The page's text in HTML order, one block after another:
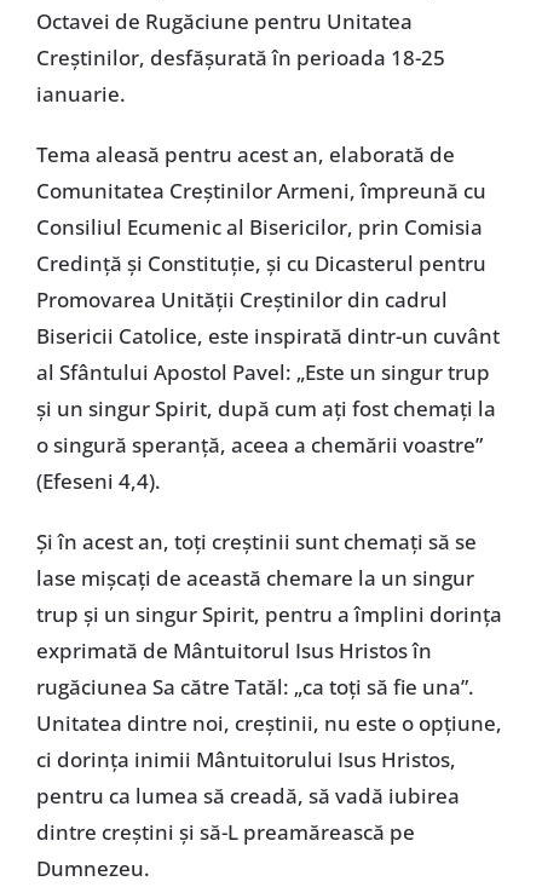
Octavei de Rugăciune pentru Unitatea
Creștinilor, desfășurată în perioada 18-25
ianuarie.
Tema aleasă pentru acest an, elaborată de
Comunitatea Creștinilor Armeni, împreună cu
Consiliul Ecumenic al Bisericilor, prin Comisia
Credință și Constituție, și cu Dicasterul pentru
Promovarea Unității Creștinilor din cadrul
Bisericii Catolice, este inspirată dintr-un cuvânt
al Sfântului Apostol Pavel: „Este un singur trup
și un singur Spirit, după cum ați fost chemați la
o singură speranță, aceea a chemării voastre”
(Efeseni 4,4).
Și în acest an, toți creștinii sunt chemați să se
lase mișcați de această chemare la un singur
trup și un singur Spirit, pentru a împlini dorința
exprimată de Mântuitorul Isus Hristos în
rugăciunea Sa către Tatăl: „ca toți să fie una”.
Unitatea dintre noi, creștinii, nu este o opțiune,
ci dorința inimii Mântuitorului Isus Hristos,
pentru ca lumea să creadă, să vadă iubirea
dintre creștini și să-L preamărească pe
Dumnezeu.